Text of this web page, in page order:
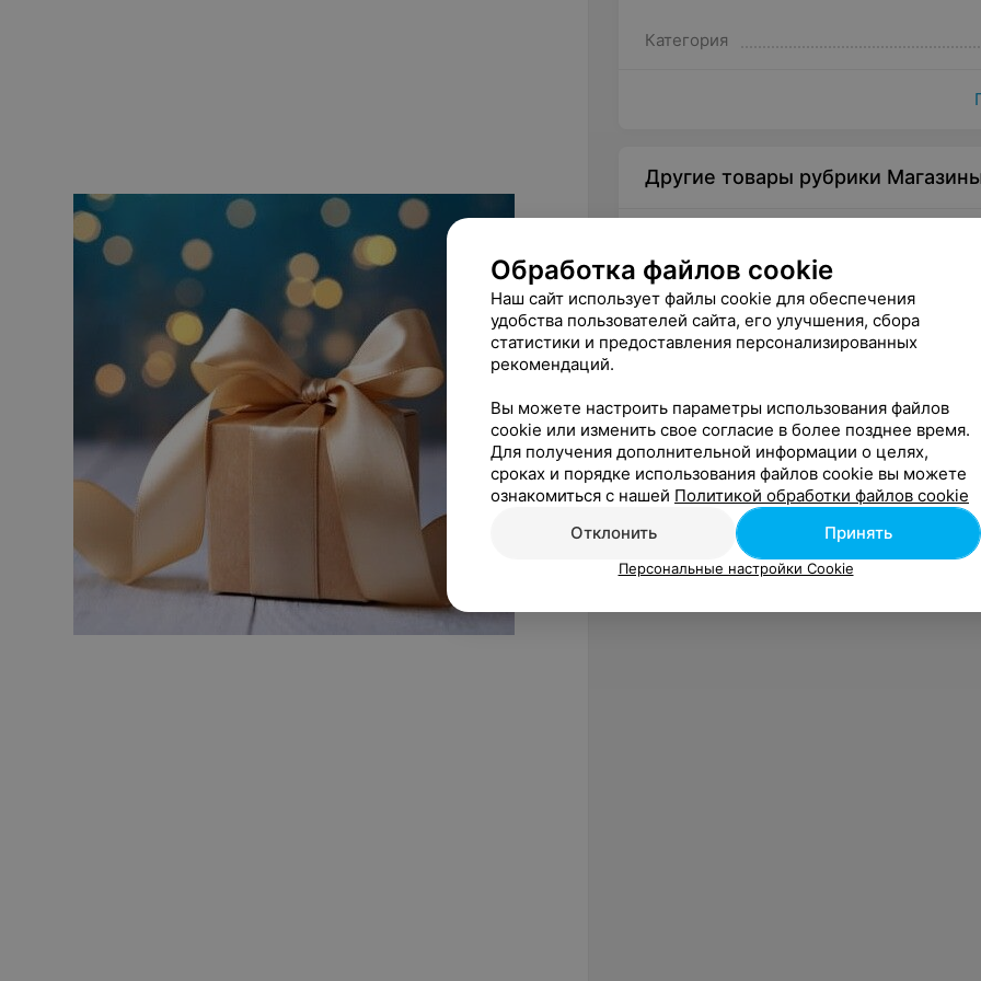
Категория
Другие товары рубрики
175 руб.
Арена Подарочный сертификат
на игру в бильярд (10 часов)
«Арена»
50
Обработка файлов cookie
Наш сайт использует файлы cookie для обеспечения
удобства пользователей сайта, его улучшения, сбора
статистики и предоставления персонализированных
рекомендаций.
Вы можете настроить параметры использования файлов
cookie или изменить свое согласие в более позднее время.
Для получения дополнительной информации о целях,
сроках и порядке использования файлов cookie вы можете
ознакомиться с нашей Политикой обработки файлов cookie
Отклонить
Принять
Персональные настройки Cookie